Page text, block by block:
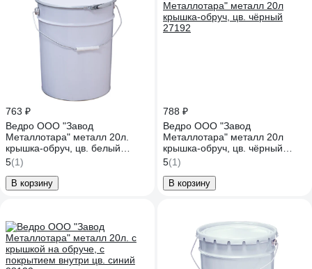
763 ₽
Ведро ООО "Завод
Металлотара" металл 20л.
крышка-обруч, цв. белый
20812
5(1)
В корзину
788 ₽
Ведро ООО "Завод
Металлотара" металл 20л
крышка-обруч, цв. чёрный
27192
5(1)
В корзину